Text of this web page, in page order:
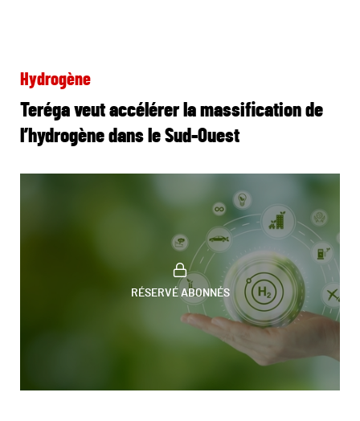
Hydrogène
Teréga veut accélérer la massification de
l’hydrogène dans le Sud-Ouest
RÉSERVÉ ABONNÉS